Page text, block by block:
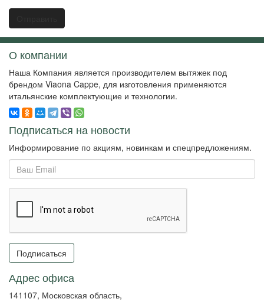
О компании
Наша Компания является производителем вытяжек под
брендом Viaona Cappe, для изготовления применяются
итальянские комплектующие и технологии.
Подписаться на новости
Информирование по акциям, новинкам и спецпредложениям.
Подписаться
Адрес офиса
141107, Московская область,